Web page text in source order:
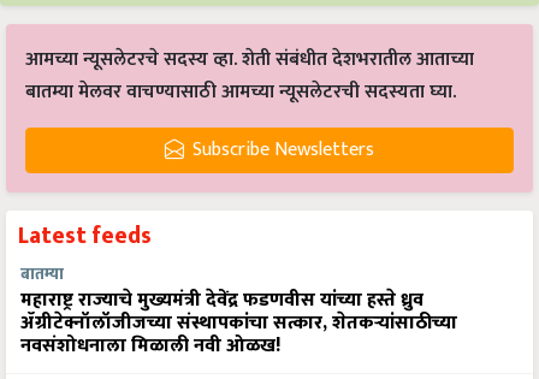
आमच्या न्यूसलेटरचे सदस्य व्हा. शेती संबंधीत देशभरातील आताच्या
बातम्या मेलवर वाचण्यासाठी आमच्या न्यूसलेटरची सदस्यता घ्या.
Subscribe Newsletters
Latest feeds
बातम्या
महाराष्ट्र राज्याचे मुख्यमंत्री देवेंद्र फडणवीस यांच्या हस्ते ध्रुव
ॲग्रीटेक्नॉलॉजीजच्या संस्थापकांचा सत्कार, शेतकऱ्यांसाठीच्या
नवसंशोधनाला मिळाली नवी ओळख!